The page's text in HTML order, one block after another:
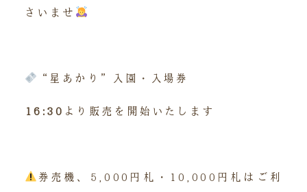
さいませ
“星あかり”入園・入場券
16:30 より販売を開始いたします
券売機、5,000円札・10,000円札はご利